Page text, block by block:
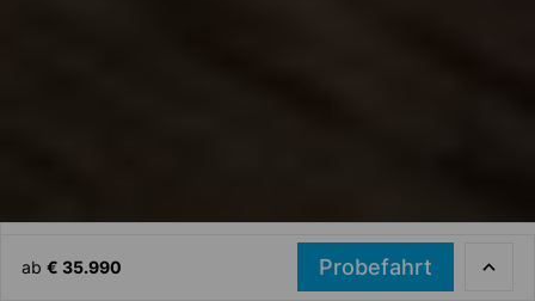
CROSSTREK Ausstattungslinien
ab € 35.990 Probefahrt
Händlersuche